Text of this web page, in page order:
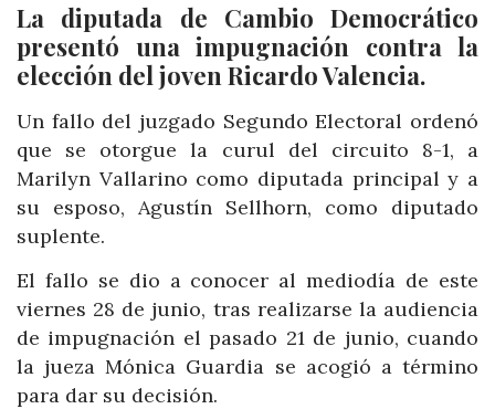
La diputada de Cambio Democrático
presentó una impugnación contra la
elección del joven Ricardo Valencia.
Un fallo del juzgado Segundo Electoral ordenó
que se otorgue la curul del circuito 8-1, a
Marilyn Vallarino como diputada principal y a
su esposo, Agustín Sellhorn, como diputado
suplente.
El fallo se dio a conocer al mediodía de este
viernes 28 de junio, tras realizarse la audiencia
de impugnación el pasado 21 de junio, cuando
la jueza Mónica Guardia se acogió a término
para dar su decisión.